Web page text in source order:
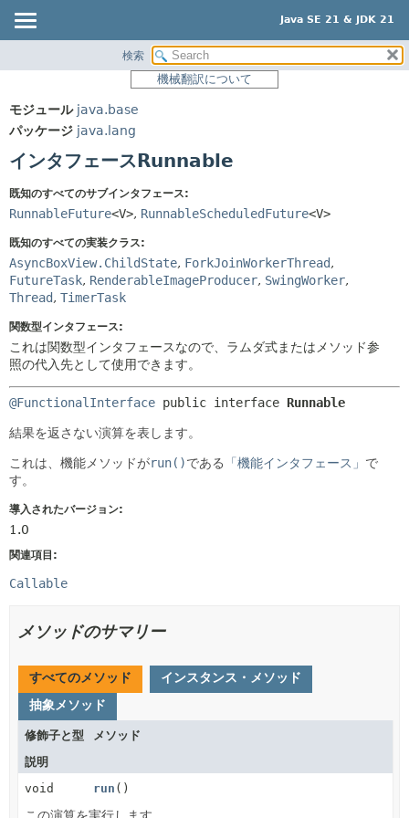
Java SE 21 & JDK 21
パッケージ
使用
ツリー
新規
非推奨
ヘルプ
サマリー:
ネスト済
詳細:
コンストラクタ
メソッド
検索
機械翻訳について
モジュール java.base
パッケージ java.lang
インタフェースRunnable
既知のすべてのサブインタフェース:
RunnableFuture<V>, RunnableScheduledFuture<V>
既知のすべての実装クラス:
AsyncBoxView.ChildState, ForkJoinWorkerThread,
FutureTask, RenderableImageProducer, SwingWorker,
Thread, TimerTask
関数型インタフェース:
これは関数型インタフェースなので、ラムダ式またはメソッド参
照の代入先として使用できます。
@FunctionalInterface public interface Runnable
結果を返さない演算を表します。
これは、機能メソッドがrun()である 「機能インタフェース」 で
す。
導入されたバージョン:
1.0
関連項目:
Callable
メソッドのサマリー
すべてのメソッド
インスタンス・メソッド
抽象メソッド
修飾子と型
メソッド
説明
void
run ()
この演算を実行します。